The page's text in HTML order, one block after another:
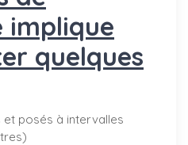
quelques
et posés à intervalles